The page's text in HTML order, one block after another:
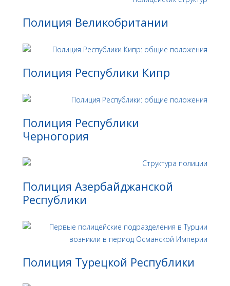
Полиция Великобритании
Полиция Республики Кипр
Полиция Республики
Черногория
Полиция Азербайджанской
Республики
Полиция Турецкой Республики